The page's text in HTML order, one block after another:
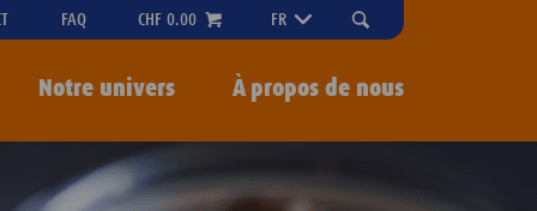
FAQ CHF 0.00 FR
"OPEN
SEARCH-
MENU
Notre univers À propos de nous